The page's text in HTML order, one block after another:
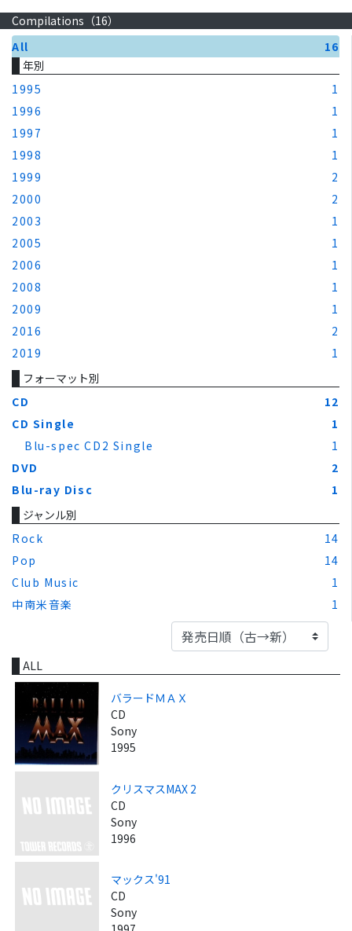
Compilations（16）
All
16
年別
1995
1
1996
1
1997
1
1998
1
1999
2
2000
2
2003
1
2005
1
2006
1
2008
1
2009
1
2016
2
2019
1
フォーマット別
CD
12
CD Single
1
Blu-spec CD2 Single
1
DVD
2
Blu-ray Disc
1
ジャンル別
Rock
14
Pop
14
Club Music
1
中南米音楽
1
ALL
バラードＭＡＸ
CD
Sony
1995
クリスマスMAX 2
CD
Sony
1996
マックス'91
CD
Sony